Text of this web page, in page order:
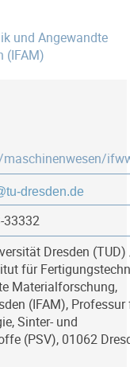
und Angewandte
(IFAM)
33332
Dresden
für
Materialforschung,
(IFAM), Professur
Sinter- und
(PSV), 01062